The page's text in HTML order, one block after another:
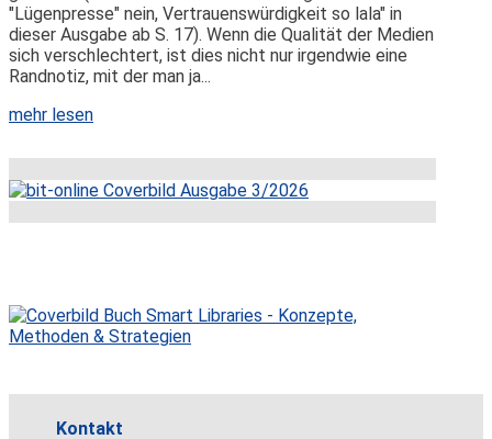
"Lügenpresse" nein, Vertrauenswürdigkeit so lala" in
dieser Ausgabe ab S. 17). Wenn die Qualität der Medien
sich verschlechtert, ist dies nicht nur irgendwie eine
Randnotiz, mit der man ja...
mehr lesen
Kontakt